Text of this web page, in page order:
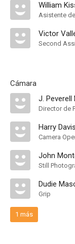
William
Victor
Cámara
J. Peverell
Director de
Harry Davis
Camera
John
Still
Dudie
Grip
1 más